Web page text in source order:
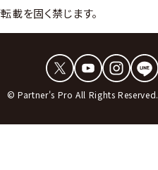
載を固く禁じます。
© Partner's Pro All Rights Reserved.